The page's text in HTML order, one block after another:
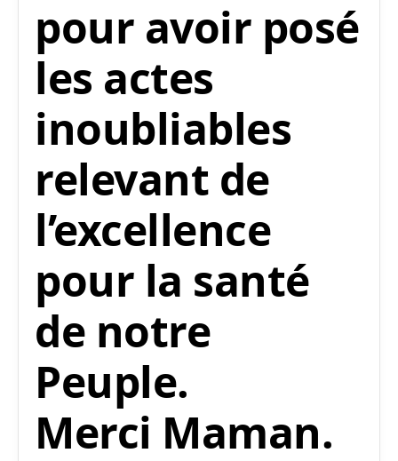
pour avoir posé
les actes
inoubliables
relevant de
l’excellence
pour la santé
de notre
Peuple.
Merci Maman.